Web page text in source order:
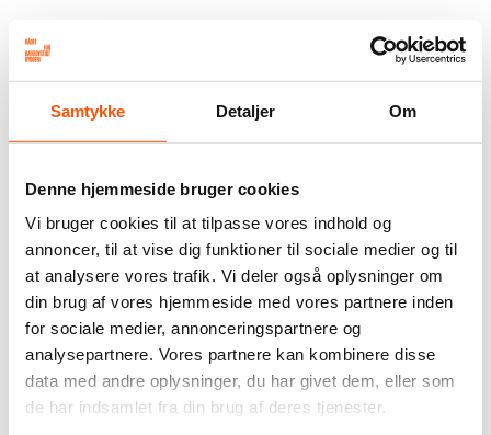
Samtykke Detaljer Om
Denne hjemmeside bruger cookies
Vi bruger cookies til at tilpasse vores indhold og
annoncer, til at vise dig funktioner til sociale medier og til
at analysere vores trafik. Vi deler også oplysninger om
din brug af vores hjemmeside med vores partnere inden
for sociale medier, annonceringspartnere og
analysepartnere. Vores partnere kan kombinere disse
data med andre oplysninger, du har givet dem, eller som
de har indsamlet fra din brug af deres tjenester.